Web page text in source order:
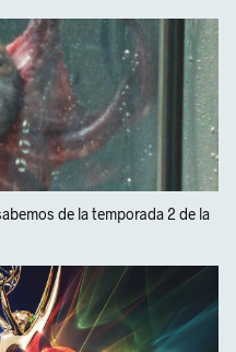
de la temporada 2 de la